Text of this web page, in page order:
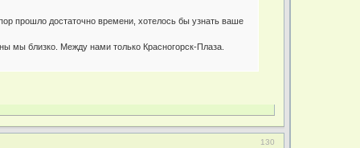
прошло достаточно времени, хотелось бы узнать ваше
мы близко. Между нами только Красногорск-Плаза.
130